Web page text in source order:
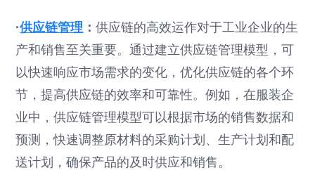
·供应链管理 ：供应链的高效运作对于工业企业的生
产和销售至关重要。通过建立供应链管理模型，可
以快速响应市场需求的变化，优化供应链的各个环
节，提高供应链的效率和可靠性。例如，在服装企
业中，供应链管理模型可以根据市场的销售数据和
预测，快速调整原材料的采购计划、生产计划和配
送计划，确保产品的及时供应和销售。